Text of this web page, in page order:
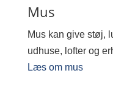
Mus
Mus kan give støj,
udhuse, lofter og
Læs om mus